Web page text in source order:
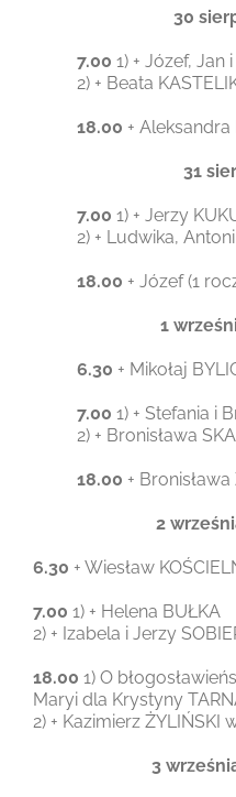
30
7.00 1) + Józef, Jan
2) + Beata
18.00 + Aleksandra
31
7.00 1) + Jerzy
2) + Ludwika,
18.00 + Józef (1
1
6.30 + Mikołaj
7.00 1) + Stefania i
2) + Bronisława
18.00 +
2
6.30 + Wiesław
7.00 1) + Helena BUŁKA
2) + Izabela i Jerzy
18.00 1) O
Maryi dla Krystyny
2) + Kazimierz ŻYLIŃSKI
3